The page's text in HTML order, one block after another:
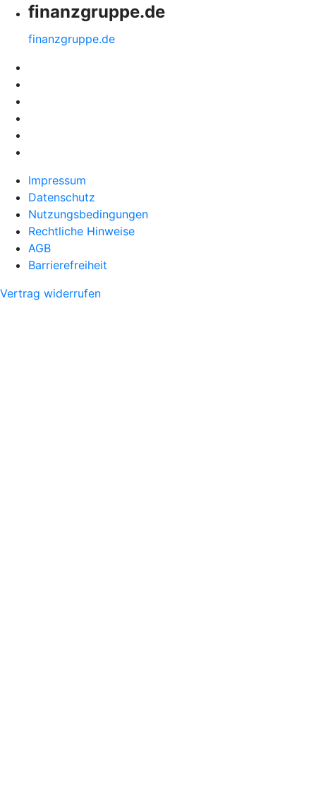
finanzgruppe.de
finanzgruppe.de
Impressum
Datenschutz
Nutzungsbedingungen
Rechtliche Hinweise
AGB
Barrierefreiheit
Vertrag widerrufen